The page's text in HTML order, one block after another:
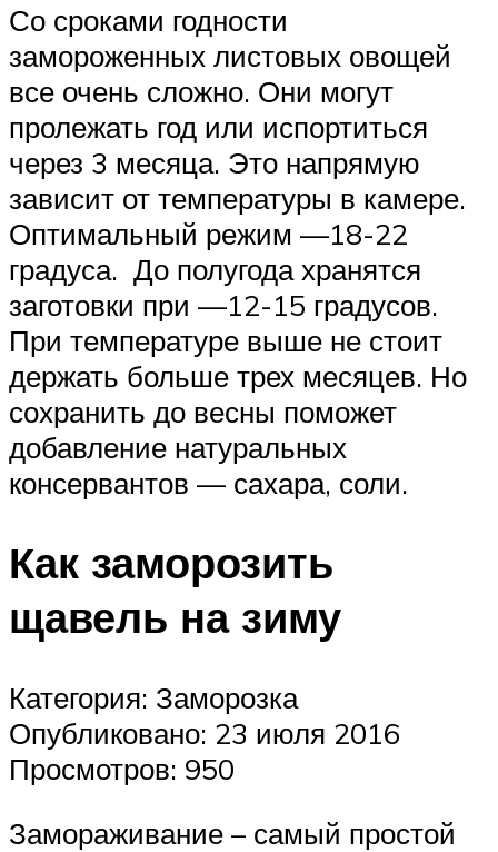
Со сроками годности
замороженных листовых овощей
все очень сложно. Они могут
пролежать год или испортиться
через 3 месяца. Это напрямую
зависит от температуры в камере.
Оптимальный режим —18-22
градуса. До полугода хранятся
заготовки при —12-15 градусов.
При температуре выше не стоит
держать больше трех месяцев. Но
сохранить до весны поможет
добавление натуральных
консервантов — сахара, соли.
Как заморозить
щавель на зиму
Категория: Заморозка
Опубликовано: 23 июля 2016
Просмотров: 950
Замораживание – самый простой